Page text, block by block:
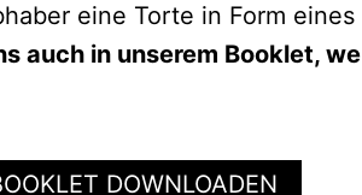
eine Torte in Form
in unserem Booklet,
DOWNLOADEN